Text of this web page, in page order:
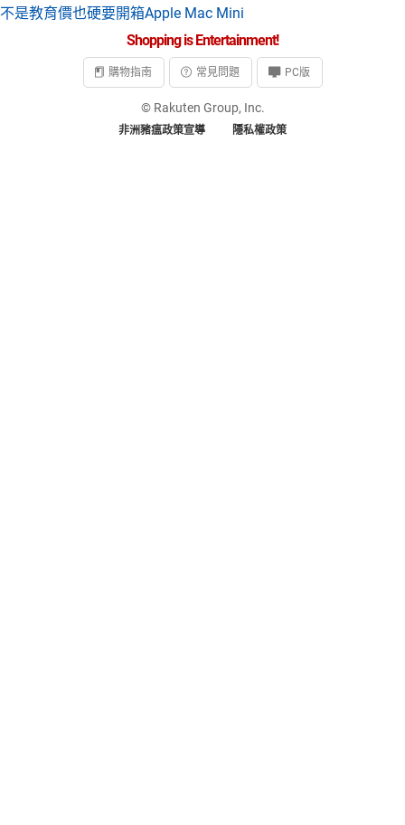
不是教育價也硬要開箱Apple Mac Mini
Shopping is Entertainment!
購物指南 常見問題 PC版
© Rakuten Group, Inc.
非洲豬瘟政策宣導 隱私權政策